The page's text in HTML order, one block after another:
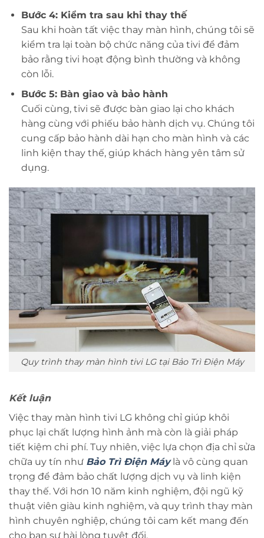
Bước 4: Kiểm tra sau khi thay thế
Sau khi hoàn tất việc thay màn hình, chúng tôi sẽ
kiểm tra lại toàn bộ chức năng của tivi để đảm
bảo rằng tivi hoạt động bình thường và không
còn lỗi.
Bước 5: Bàn giao và bảo hành
Cuối cùng, tivi sẽ được bàn giao lại cho khách
hàng cùng với phiếu bảo hành dịch vụ. Chúng tôi
cung cấp bảo hành dài hạn cho màn hình và các
linh kiện thay thế, giúp khách hàng yên tâm sử
dụng.
Quy trình thay màn hình tivi LG tại Bảo Trì Điện Máy
Kết luận
Việc thay màn hình tivi LG không chỉ giúp khôi
phục lại chất lượng hình ảnh mà còn là giải pháp
tiết kiệm chi phí. Tuy nhiên, việc lựa chọn địa chỉ sửa
chữa uy tín như Bảo Trì Điện Máy là vô cùng quan
trọng để đảm bảo chất lượng dịch vụ và linh kiện
thay thế. Với hơn 10 năm kinh nghiệm, đội ngũ kỹ
thuật viên giàu kinh nghiệm, và quy trình thay màn
hình chuyên nghiệp, chúng tôi cam kết mang đến
cho bạn sự hài lòng tuyệt đối.